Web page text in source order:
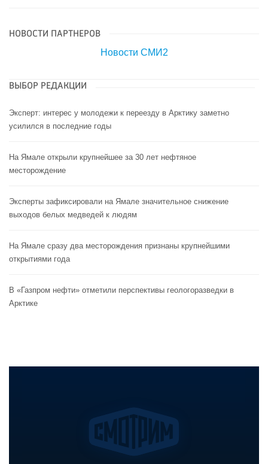
НОВОСТИ ПАРТНЕРОВ
Новости СМИ2
ВЫБОР РЕДАКЦИИ
Эксперт: интерес у молодежи к переезду в Арктику заметно
усилился в последние годы
На Ямале открыли крупнейшее за 30 лет нефтяное
месторождение
Эксперты зафиксировали на Ямале значительное снижение
выходов белых медведей к людям
На Ямале сразу два месторождения признаны крупнейшими
открытиями года
В «Газпром нефти» отметили перспективы геологоразведки в
Арктике